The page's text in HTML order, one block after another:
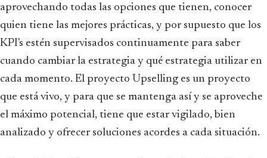
aprovechando todas las opciones que tienen, conocer
quien tiene las mejores prácticas, y por supuesto que los
KPI's estén supervisados continuamente para saber
cuando cambiar la estrategia y qué estrategia utilizar en
cada momento. El proyecto Upselling es un proyecto
que está vivo, y para que se mantenga así y se aproveche
el máximo potencial, tiene que estar vigilado, bien
analizado y ofrecer soluciones acordes a cada situación.